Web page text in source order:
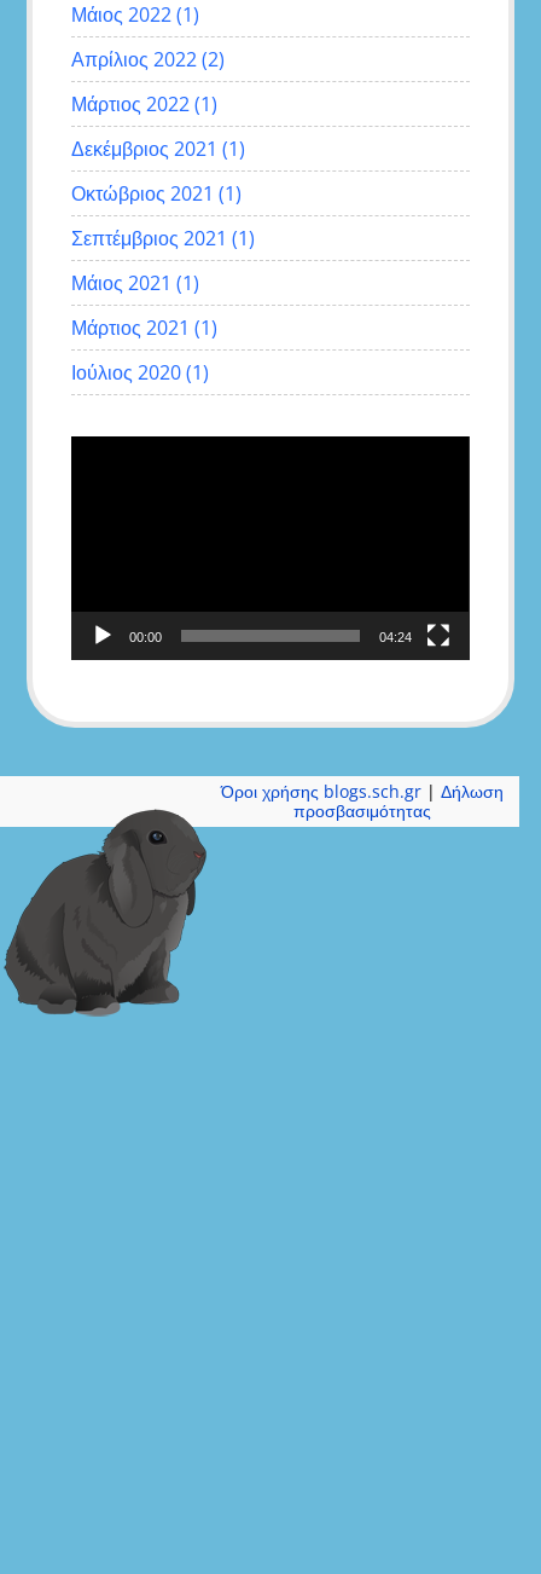
Μάιος 2022(1)
Απρίλιος 2022(2)
Μάρτιος 2022(1)
Δεκέμβριος 2021 (1)
Οκτώβριος 2021 (1)
Σεπτέμβριος 2021 (1)
Μάιος 2021 (1)
Μάρτιος 2021 (1)
Ιούλιος 2020(1)
00:00 04:24
Όροι χρήσης blogs.sch.gr |Δήλωση
προσβασιμότητας